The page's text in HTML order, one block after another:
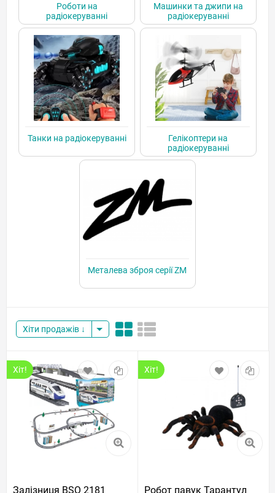
Роботи на
радіокеруванні
Машинки та джипи на
радіокеруванні
Танки на радіокеруванні
Гелікоптери на
радіокеруванні
Металева зброя серії ZM
Хіти продажів
Хіт!
Залізниця BSQ 2181
Хіт!
Робот павук Тарантул